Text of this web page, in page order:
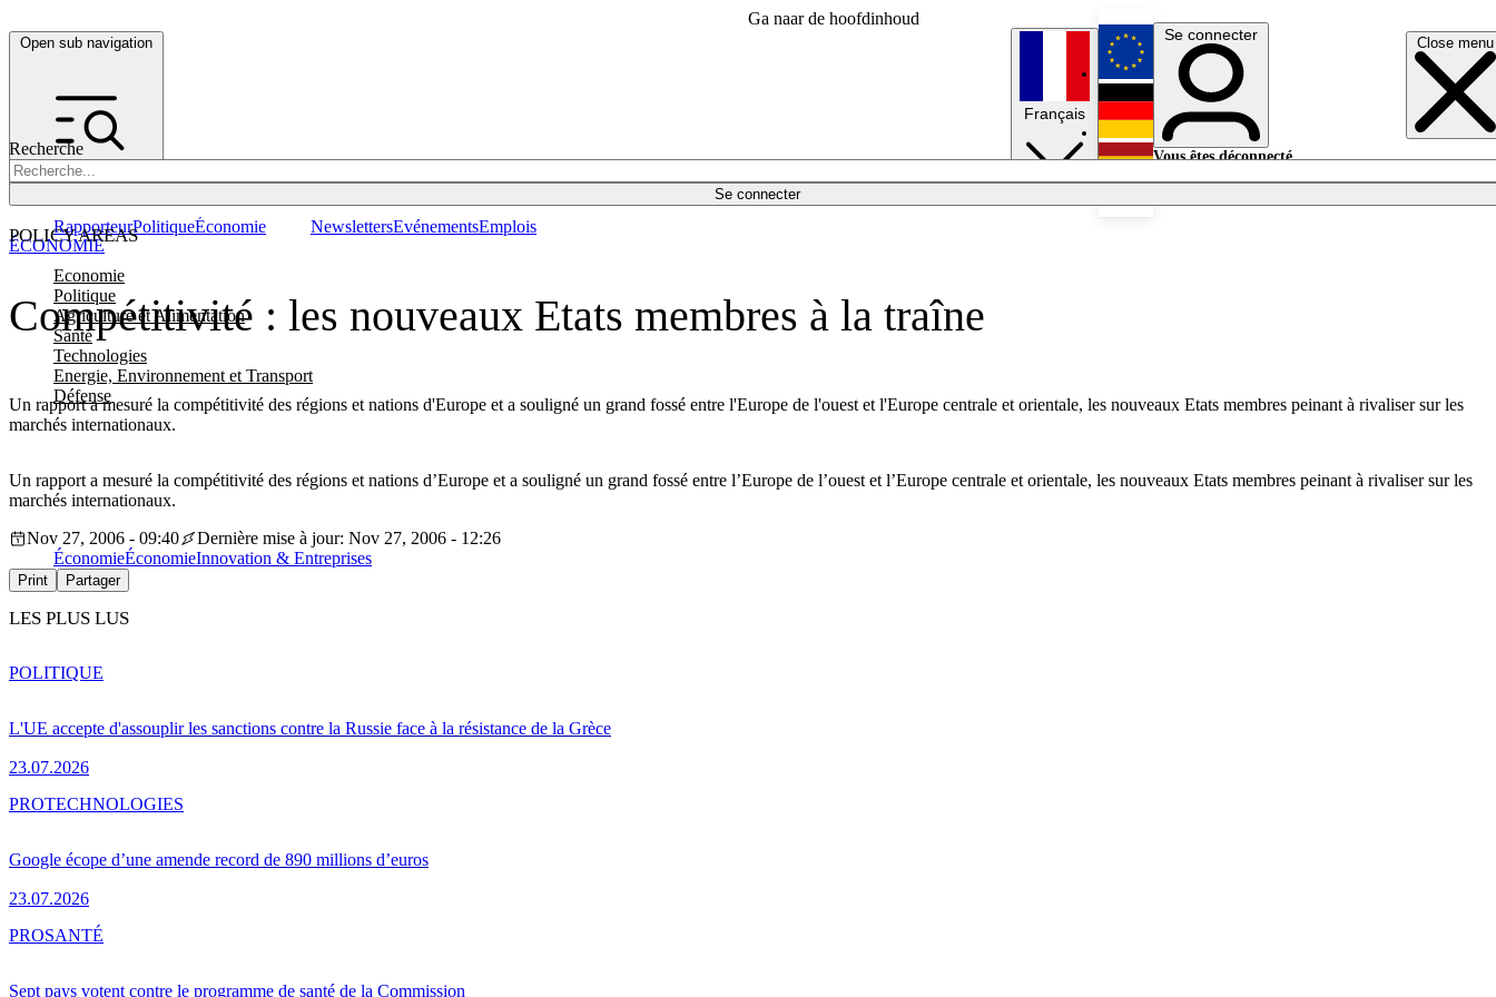
Ga naar de hoofdinhoud
Open sub navigation Close menu
Recherche
Se connecter
POLICY AREAS
Economie
Politique
Agriculture et Alimentation
Santé
Technologies
Energie, Environnement et Transport
Défense
RapporteurPolitiqueÉconomie NewslettersEvénementsEmplois
Français
English
Deutsch
Se connecter
Vous êtes déconnecté.
Compétitivité : les nouveaux Etats membres à la traîne
Un rapport a mesuré la compétitivité des régions et nations d'Europe et a souligné un grand fossé entre l'Europe de l'ouest et l'Europe centrale et orientale, les nouveaux Etats membres peinant à rivaliser sur les
marchés internationaux.
ÉCONOMIE
Un rapport a mesuré la compétitivité des régions et nations d’Europe et a souligné un grand fossé entre l’Europe de l’ouest et l’Europe centrale et orientale, les nouveaux Etats membres peinant à rivaliser sur les
marchés internationaux.
Nov 27, 2006 - 09:40
Dernière mise à jour: Nov 27, 2006 - 12:26
ÉconomieÉconomieInnovation & Entreprises
Print Partager
LES PLUS LUS
L'UE accepte d'assouplir les sanctions contre la Russie face à la résistance de la Grèce
23.07.2026
POLITIQUE
Google écope d’une amende record de 890 millions d’euros
23.07.2026
PROTECHNOLOGIES
Sept pays votent contre le programme de santé de la Commission
PROSANTÉ